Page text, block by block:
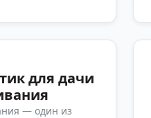
для дачи
— один из